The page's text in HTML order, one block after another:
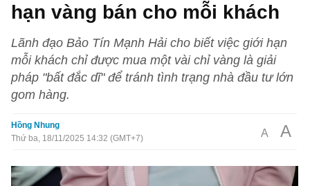
hạn vàng bán cho mỗi khách
Lãnh đạo Bảo Tín Mạnh Hải cho biết việc giới hạn
mỗi khách chỉ được mua một vài chỉ vàng là giải
pháp "bất đắc dĩ" để tránh tình trạng nhà đầu tư lớn
gom hàng.
Hồng Nhung
Thứ ba, 18/11/2025 14:32 (GMT+7)
A A